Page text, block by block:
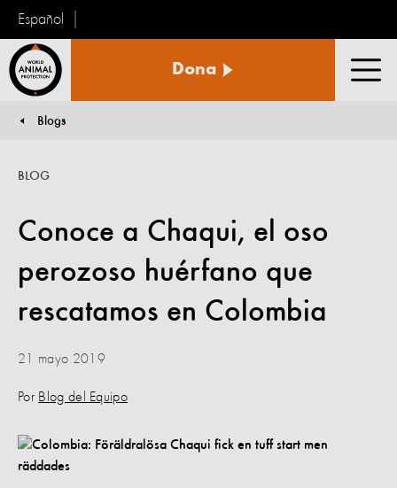
Español
Animal
Dona
You are here:
Blogs
Conoce a Chaqui, el oso
perozoso huérfano que
rescatamos en Colombia
BLOG
21 mayo 2019
Por Blog del Equipo